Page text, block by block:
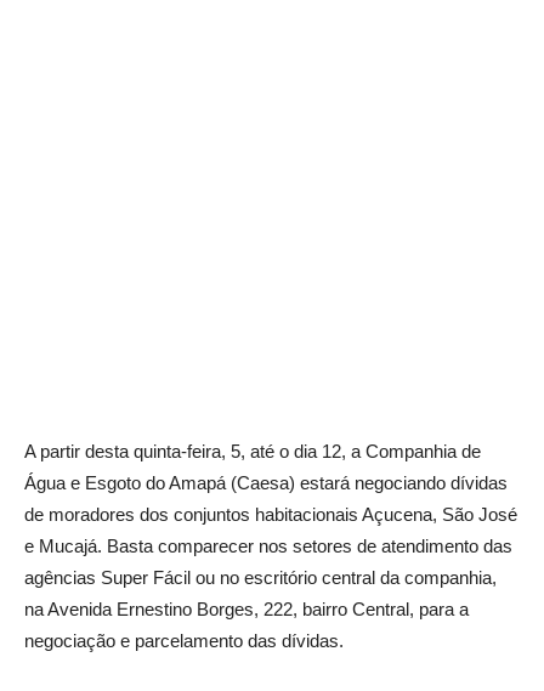
A partir desta quinta-feira, 5, até o dia 12, a Companhia de
Água e Esgoto do Amapá (Caesa) estará negociando dívidas
de moradores dos conjuntos habitacionais Açucena, São José
e Mucajá. Basta comparecer nos setores de atendimento das
agências Super Fácil ou no escritório central da companhia,
na Avenida Ernestino Borges, 222, bairro Central, para a
negociação e parcelamento das dívidas.